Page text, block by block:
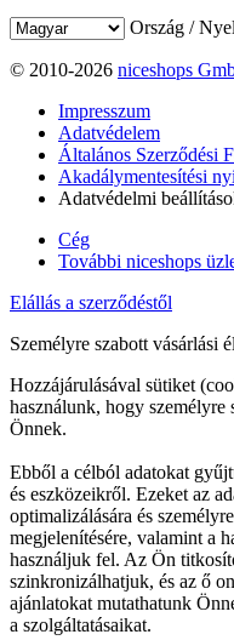
Ország /
© 2010-2026 niceshops
Impresszum
Adatvédelem
Általános Szerződési
Akadálymentesítési
Adatvédelmi
Cég
További niceshops
Elállás a szerződéstől
Személyre szabott vásárlási
Hozzájárulásával sütiket
használunk, hogy személyre
Önnek.
Ebből a célból adatokat
és eszközeikről. Ezeket az
optimalizálására és
megjelenítésére, valamint a
használjuk fel. Az Ön
szinkronizálhatjuk, és az ő
ajánlatokat mutathatunk
a szolgáltatásaikat.